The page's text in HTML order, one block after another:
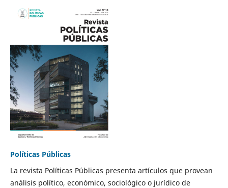
Políticas Públicas
La revista Políticas Públicas presenta artículos que provean
análisis político, económico, sociológico o jurídico de